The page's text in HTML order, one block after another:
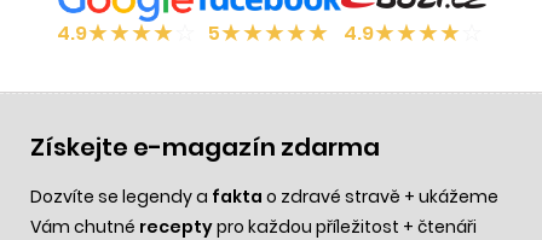
4.9★★★★ 5★★★★★ 4.9★★★★
Získejte e-magazín zdarma
Dozvíte se legendy a fakta o zdravé stravě + ukážeme
Vám chutné receptypro každou příležitost + čtenáři